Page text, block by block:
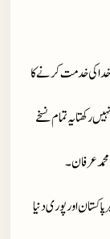
خدا کی خدمت کرنے کا
رکھتا یہ تمام نسخے
عرفان۔
اور پوری دنیا